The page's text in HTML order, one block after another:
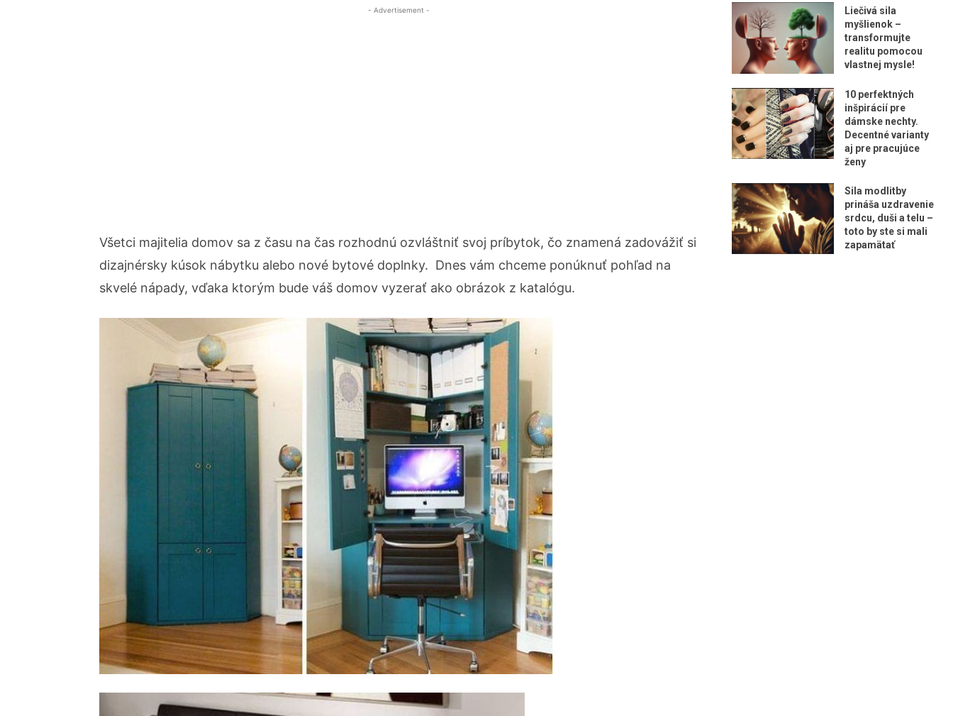
- Advertisement -
Všetci majitelia domov sa z času na čas rozhodnú ozvláštniť svoj príbytok, čo znamená zadovážiť si
dizajnérsky kúsok nábytku alebo nové bytové doplnky. Dnes vám chceme ponúknuť pohľad na
skvelé nápady, vďaka ktorým bude váš domov vyzerať ako obrázok z katalógu.
Liečivá sila
myšlienok –
transformujte
realitu pomocou
vlastnej mysle!
10 perfektných
inšpirácií pre
dámske nechty.
Decentné varianty
aj pre pracujúce
ženy
Sila modlitby
prináša uzdravenie
srdcu, duši a telu –
toto by ste si mali
zapamätať